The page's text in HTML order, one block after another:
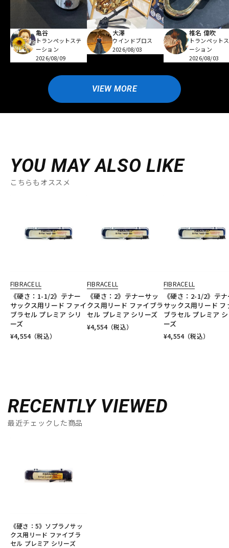
亀谷
トランペットステ
ーション
2026/08/09
大澤
ウインドブロス
2026/08/03
椎名 偉吹
トランペット
ーション
2026/08/03
VIEW MORE
YOU MAY ALSO LIKE
こちらもオススメ
FIBRACELL
《硬さ：1-1/2》テナー
サックス用リード ファイ
ブラセル プレミア シリ
ーズ
¥4,554（税込）
FIBRACELL
《硬さ：2》テナーサッ
クス用リード ファイブラ
セル プレミア シリーズ
¥4,554（税込）
FIBRACELL
《硬さ：2-1/2》テ
サックス用リード フ
ブラセル プレミア
ーズ
¥4,554（税込）
RECENTLY VIEWED
最近チェックした商品
《硬さ：5》ソプラノサッ
クス用リード ファイブラ
セル プレミア シリーズ